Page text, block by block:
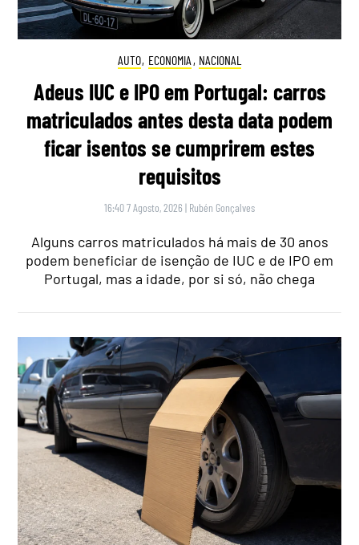
AUTO, ECONOMIA , NACIONAL
Adeus IUC e IPO em Portugal: carros
matriculados antes desta data podem
ficar isentos se cumprirem estes
requisitos
16:40 7 Agosto, 2026 | Rubén Gonçalves
Alguns carros matriculados há mais de 30 anos
podem beneficiar de isenção de IUC e de IPO em
Portugal, mas a idade, por si só, não chega